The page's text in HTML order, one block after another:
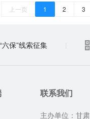
上一页 1 2 3
六保”线索征集
联系我们
主办单位：甘